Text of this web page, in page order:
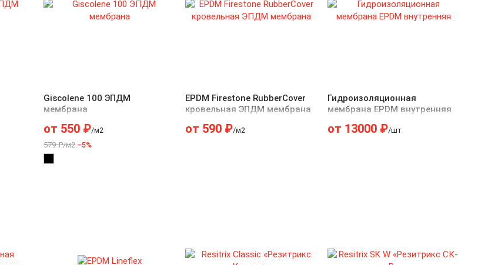
Giscolene 100 ЭПДМ
мембрана
от 550₽/м2
579 ₽/м2 –5%
EPDM Firestone RubberCover
кровельная ЭПДМ мембрана
от 590 ₽/м2
Гидроизоляционная
мембрана EPDM внутренняя
от 13000₽/шт